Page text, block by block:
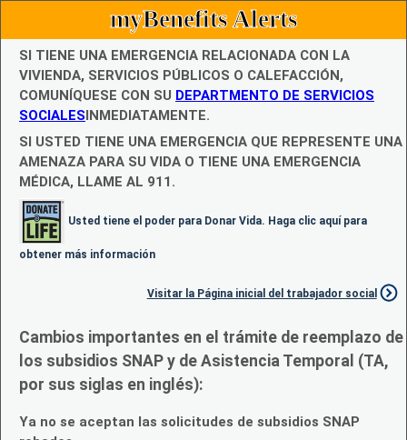
myBenefits Alerts
SI TIENE UNA EMERGENCIA RELACIONADA CON LA
VIVIENDA, SERVICIOS PÚBLICOS O CALEFACCIÓN,
COMUNÍQUESE CON SU DEPARTMENTO DE SERVICIOS
SOCIALESINMEDIATAMENTE.
SI USTED TIENE UNA EMERGENCIA QUE REPRESENTE UNA
AMENAZA PARA SU VIDA O TIENE UNA EMERGENCIA
MÉDICA, LLAME AL 911.
Usted tiene el poder para Donar Vida. Haga clic aquí para
obtener más información
Visitar la Página inicial del trabajador social
Cambios importantes en el trámite de reemplazo de
los subsidios SNAP y de Asistencia Temporal (TA,
por sus siglas en inglés):
Ya no se aceptan las solicitudes de subsidios SNAP